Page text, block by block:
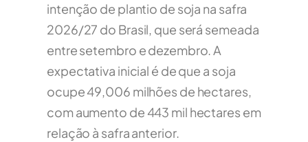
intenção de plantio de soja na safra
2026/27 do Brasil, que será semeada
entre setembro e dezembro. A
expectativa inicial é de que a soja
ocupe 49,006 milhões de hectares,
com aumento de 443 mil hectares em
relação à safra anterior.